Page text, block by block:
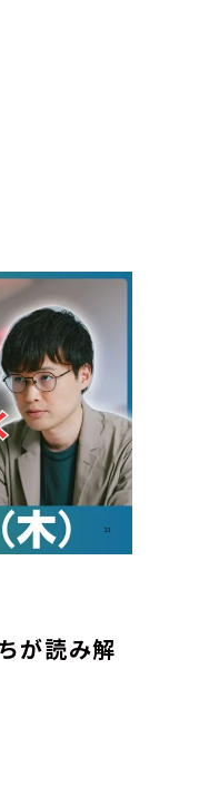
が読み解